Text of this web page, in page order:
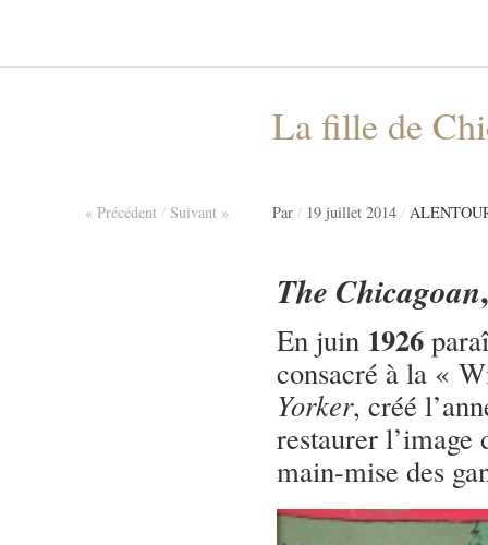
La fille de
« Précédent / Suivant » Par / 19 juillet 2014 /
The Chicagoan
En juin 1926
consacré à la «
Yorker, créé
restaurer
main-mise des